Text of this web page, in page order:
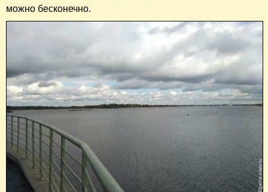
можно бесконечно.